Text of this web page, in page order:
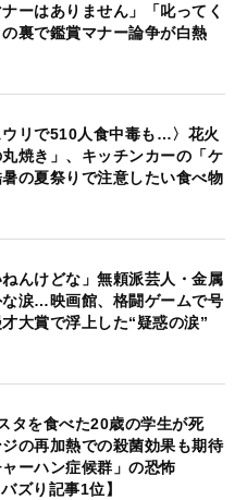
ーはありません」「叱ってく
裏で鑑賞マナー論争が白熱
ウリで510人食中毒も…〉花火
焼き」、キッチンカーの「ケ
の夏祭りで注意したい食べ物
ねんけどな」無頼派芸人・金属
涙…映画館、格闘ゲームで号
大賞で浮上した“疑惑の涙”
タを食べた20歳の学生が死
の再加熱での殺菌効果も期待
ーハン症候群」の恐怖
ズり記事1位】